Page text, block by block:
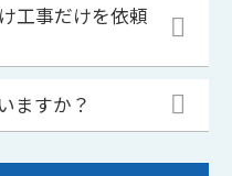
工事だけを依頼
ますか？